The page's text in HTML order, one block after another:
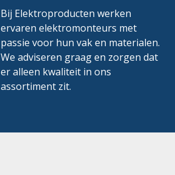
Bij Elektroproducten werken
ervaren elektromonteurs met
passie voor hun vak en materialen.
We adviseren graag en zorgen dat
er alleen kwaliteit in ons
assortiment zit.